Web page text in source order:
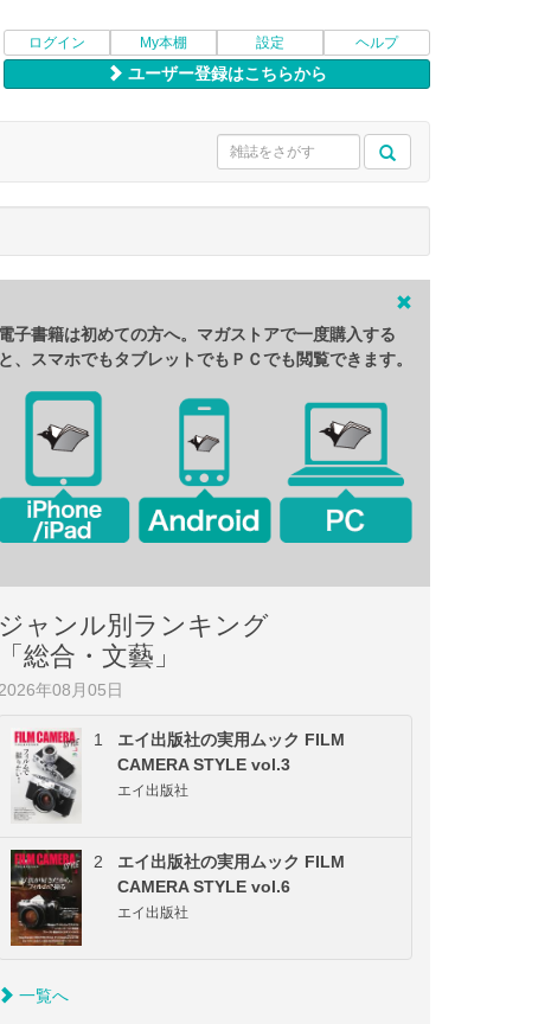
ログイン My本棚 設定 ヘルプ
ユーザー登録はこちらから
電子書籍は初めての方へ。マガストアで一度購入する
と、スマホでもタブレットでもＰＣでも閲覧できます。
ジャンル別ランキング
「総合・文藝」
2026年08月05日
1
エイ出版社の実用ムック FILM
CAMERA STYLE vol.3
エイ出版社
2
エイ出版社の実用ムック FILM
CAMERA STYLE vol.6
エイ出版社
一覧へ